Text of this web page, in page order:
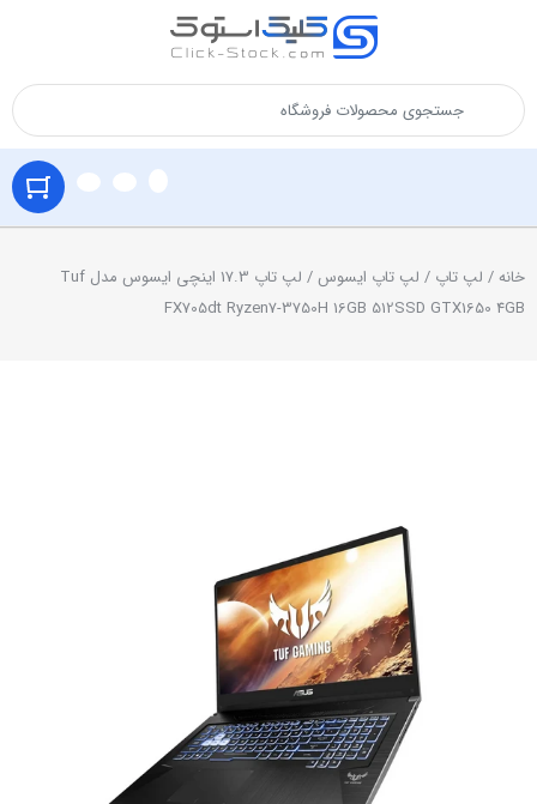
خانه/ لپ تاپ / لپ تاپ ایسوس
/ لپ تاپ 17.3 اینچی ایسوس مدل Tuf
FX705dt Ryzen7-3750H 16GB 512SSD GTX1650 4GB